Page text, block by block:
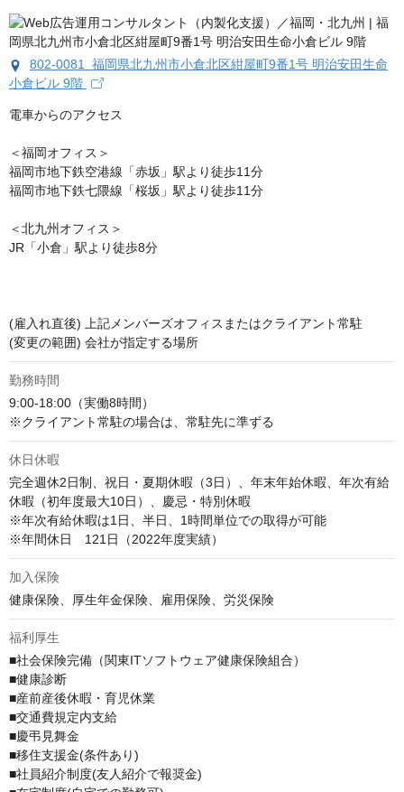
802-0081 福岡県北九州市小倉北区紺屋町9番1号 明治安田生命
小倉ビル 9階
電車からのアクセス
＜福岡オフィス＞
福岡市地下鉄空港線「赤坂」駅より徒歩11分
福岡市地下鉄七隈線「桜坂」駅より徒歩11分
＜北九州オフィス＞
JR「小倉」駅より徒歩8分
(雇入れ直後) 上記メンバーズオフィスまたはクライアント常駐
(変更の範囲) 会社が指定する場所
勤務時間
9:00-18:00（実働8時間）
※クライアント常駐の場合は、常駐先に準ずる
休日休暇
完全週休2日制、祝日・夏期休暇（3日）、年末年始休暇、年次有給
休暇（初年度最大10日）、慶忌・特別休暇
※年次有給休暇は1日、半日、1時間単位での取得が可能
※年間休日　121日（2022年度実績）
加入保険
健康保険、厚生年金保険、雇用保険、労災保険
福利厚生
■社会保険完備（関東ITソフトウェア健康保険組合）
■健康診断
■産前産後休暇・育児休業
■交通費規定内支給
■慶弔見舞金
■移住支援金(条件あり)
■社員紹介制度(友人紹介で報奨金)